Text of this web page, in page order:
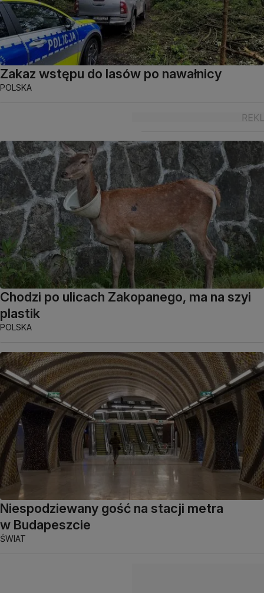
Zakaz wstępu do lasów po nawałnicy
POLSKA
Chodzi po ulicach Zakopanego, ma na szyi
plastik
POLSKA
Niespodziewany gość na stacji metra
w Budapeszcie
ŚWIAT